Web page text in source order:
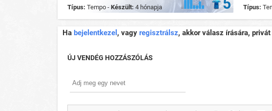
Típus: Tempo - Készült: 4 hónapja 5
Típus:
Ha bejelentkezel , vagy regisztrálsz, akkor válasz írására,
ÚJ VENDÉG HOZZÁSZÓLÁS